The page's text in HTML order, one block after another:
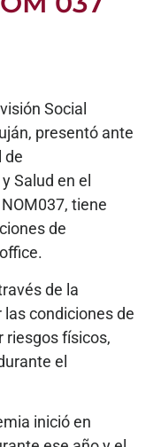
Social
presentó ante
de
Salud en el
tiene
de
de la
condiciones de
riesgos físicos,
el
inició en